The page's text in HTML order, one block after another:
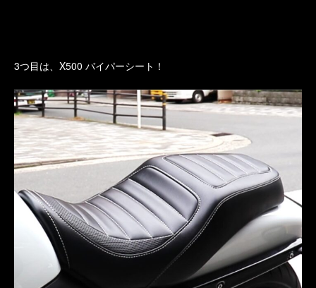
3つ目は、X500 バイパーシート！